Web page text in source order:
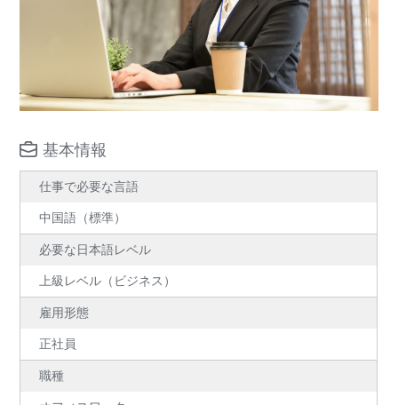
基本情報
仕事で必要な言語
中国語（標準）
必要な日本語レベル
上級レベル（ビジネス）
雇用形態
正社員
職種